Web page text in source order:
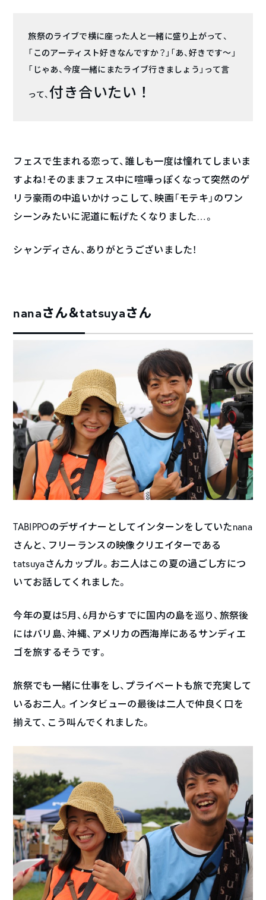
旅祭のライブで横に座った人と一緒に盛り上がって、
「このアーティスト好きなんですか？」「あ、好きです〜」
「じゃあ、今度一緒にまたライブ行きましょう」って言
って、付き合いたい！
フェスで生まれる恋って、誰しも一度は憧れてしまいま
すよね！そのままフェス中に喧嘩っぽくなって突然のゲ
リラ豪雨の中追いかけっこして、映画「モテキ」のワン
シーンみたいに泥道に転げたくなりました…。
シャンディさん、ありがとうございました！
nanaさん＆tatsuyaさん
TABIPPOのデザイナーとしてインターンをしていたnana
さんと、フリーランスの映像クリエイターである
tatsuyaさんカップル。お二人はこの夏の過ごし方につ
いてお話してくれました。
今年の夏は5月、6月からすでに国内の島を巡り、旅祭後
にはバリ島、沖縄、アメリカの西海岸にあるサンディエ
ゴを旅するそうです。
旅祭でも一緒に仕事をし、プライベートも旅で充実して
いるお二人。インタビューの最後は二人で仲良く口を
揃えて、こう叫んでくれました。